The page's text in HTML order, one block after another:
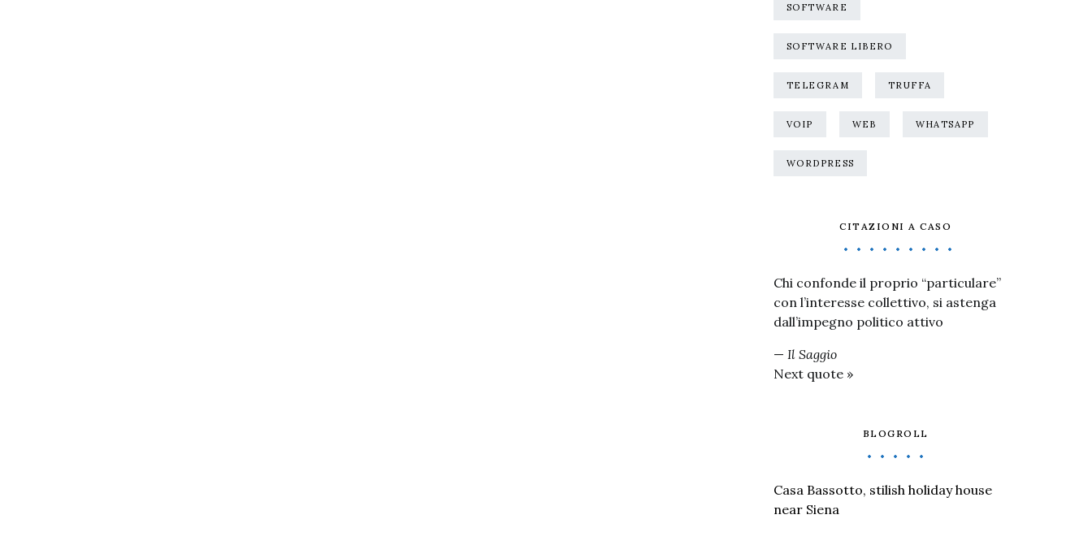
SOFTWARE
SOFTWARE LIBERO
TELEGRAM TRUFFA
VOIP WEB WHATSAPP
WORDPRESS
CITAZIONI A CASO
Chi confonde il proprio “particulare”
con l’interesse collettivo, si astenga
dall’impegno politico attivo
— Il Saggio
Next quote »
BLOGROLL
Casa Bassotto, stilish holiday house
near Siena